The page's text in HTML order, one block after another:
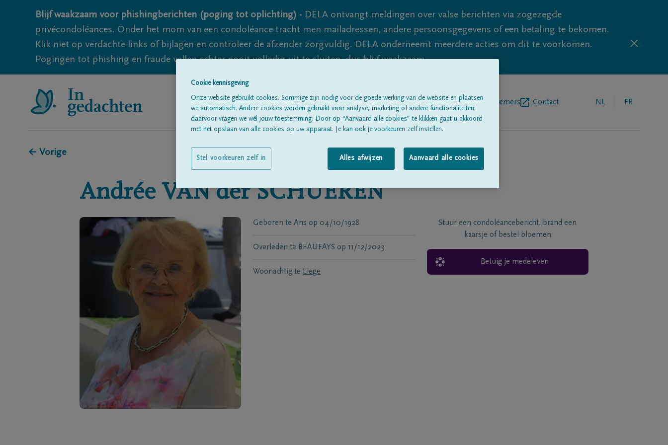
Blijf waakzaam voor phishingberichten (poging tot oplichting) - DELA ontvangt meldingen over valse berichten via zogezegde
privécondoléances. Onder het mom van een condoléance tracht men mailadressen, andere persoonsgegevens of een betaling te bekomen.
Klik niet op verdachte links of bijlagen en controleer de afzender zorgvuldig. DELA onderneemt meerdere acties om dit te voorkomen.
Pogingen tot phishing en fraude vallen echter nooit volledig uit te sluiten, dus blijf waakzaam.
Alle rouwberichtenOver onsBegrafenisondernemers Contact NL FR
← Vorige
Andrée VAN der SCHUEREN
Geboren te Ans op 04/10/1928
Overleden te BEAUFAYS op 11/12/2023
Woonachtig te Liege
Stuur een condoléancebericht, brand een
kaarsje of bestel bloemen
Betuig je medeleven
Cookie kennisgeving
Onze website gebruikt cookies. Sommige zijn nodig voor de goede werking van de website en plaatsen
we automatisch. Andere cookies worden gebruikt voor analyse, marketing of andere functionaliteiten;
daarvoor vragen we wél jouw toestemming. Door op “Aanvaard alle cookies” te klikken gaat u akkoord
met het opslaan van alle cookies op uw apparaat. Je kan ook je voorkeuren zelf instellen.
Alles afwijzen Aanvaard alle cookies
Stel voorkeuren zelf in